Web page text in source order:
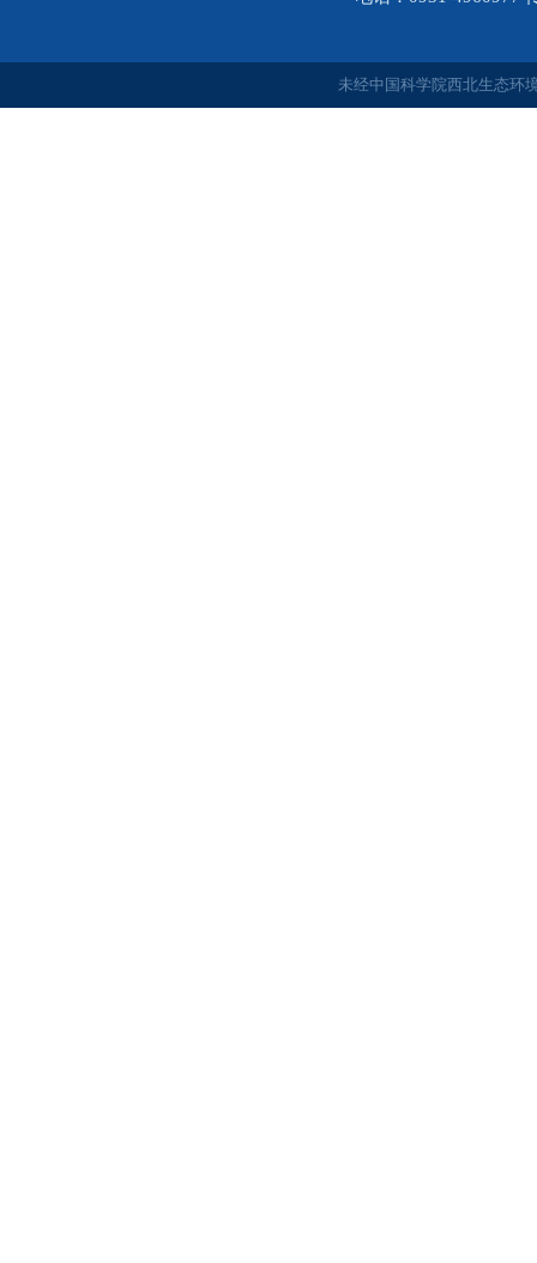
未经中国科学院西北生态环